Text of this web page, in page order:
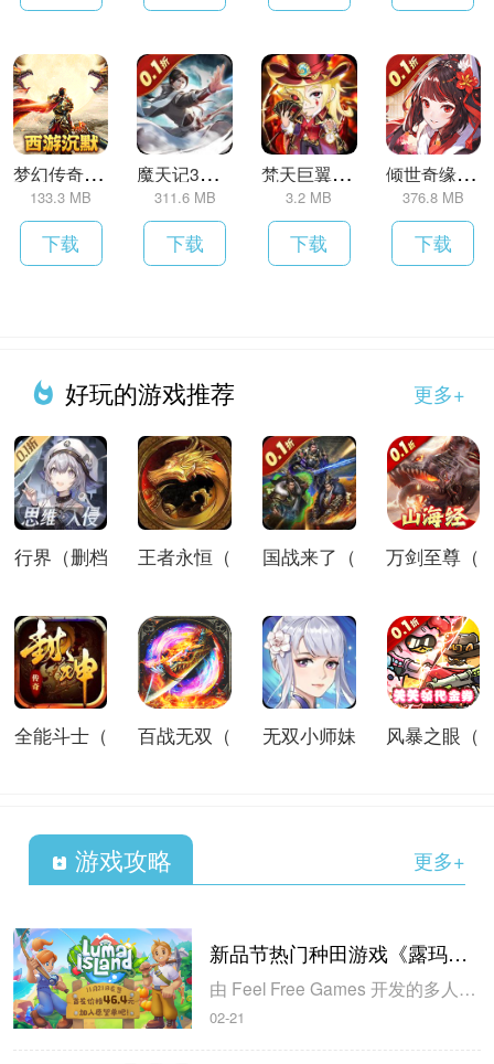
梦
幻传奇（沉默送充暗黑西游）
133.3 MB
下载
魔
天记3D（0.1折凡人修仙）
311.6 MB
下载
梵
天巨翼（0.1折免费版）
3.2 MB
下载
倾
世奇缘（0.1折纵剑逍遥）
376.8 MB
下载
好玩的游戏推荐 更多+
行界（删档 王者永恒（ 国战来了（ 万剑至尊（
全能斗士（ 百战无双（ 无双小师妹 风暴之眼（
游戏攻略 更多+
新品节热门种田游戏《露玛岛》21日发售，国区首发价不到50元
由 Feel Free Games 开发的多人联机种田经营类游戏《露玛岛》近日公布了游戏的国区售价，游戏支持简体中文，国区首发折扣价为46.4元，11月21日正式发售，折扣将持续两周。作为一款种田类游戏，《露玛岛》在刚结束不久的新品节上，公布了游戏的试玩Demo，并在10月新品节50款最热玩试用版排...
02-21